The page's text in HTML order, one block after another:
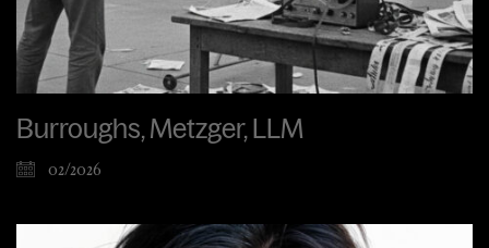
Burroughs, Metzger, LLM
02/2026